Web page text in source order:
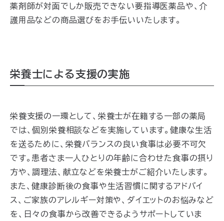
薬剤師が対面でしか販売できない要指導医薬品や、介
護用品などの商品選びをお手伝いいたします。
栄養士による支援の実施
栄養支援の一環として、栄養士が在籍する一部の薬局
では、個別栄養相談などを実施しています。健康な生活
を送るために、栄養バランスの良い食事は必要不可欠
です。患者さま一人ひとりの年齢に合わせた食事の摂り
方や、調理法、献立などを栄養士がご紹介いたします。
また、健康診断後の食事や生活習慣に関するアドバイ
ス、ご家族のアレルギー対策や、ダイエットのお悩みなど
を、日々の食事から改善できるようサポートしていま